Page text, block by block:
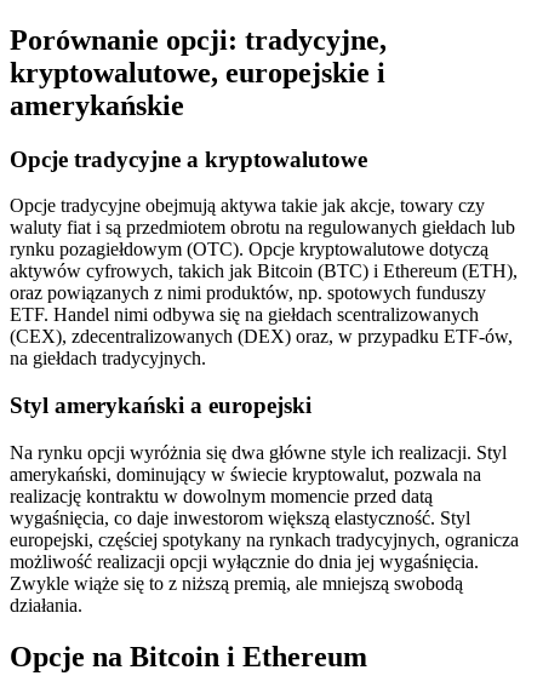
Porównanie opcji: tradycyjne,
kryptowalutowe, europejskie i
amerykańskie
Opcje tradycyjne a kryptowalutowe
Opcje tradycyjne obejmują aktywa takie jak akcje, towary czy
waluty fiat i są przedmiotem obrotu na regulowanych giełdach lub
rynku pozagiełdowym (OTC). Opcje kryptowalutowe dotyczą
aktywów cyfrowych, takich jak Bitcoin (BTC) i Ethereum (ETH),
oraz powiązanych z nimi produktów, np. spotowych funduszy
ETF. Handel nimi odbywa się na giełdach scentralizowanych
(CEX), zdecentralizowanych (DEX) oraz, w przypadku ETF-ów,
na giełdach tradycyjnych.
Styl amerykański a europejski
Na rynku opcji wyróżnia się dwa główne style ich realizacji. Styl
amerykański, dominujący w świecie kryptowalut, pozwala na
realizację kontraktu w dowolnym momencie przed datą
wygaśnięcia, co daje inwestorom większą elastyczność. Styl
europejski, częściej spotykany na rynkach tradycyjnych, ogranicza
możliwość realizacji opcji wyłącznie do dnia jej wygaśnięcia.
Zwykle wiąże się to z niższą premią, ale mniejszą swobodą
działania.
Opcje na Bitcoin i Ethereum